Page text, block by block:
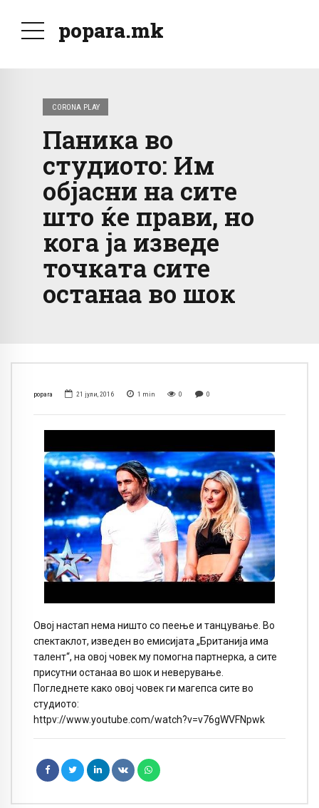
popara.mk
CORONA PLAY
Паника во
студиото: Им
објасни на сите
што ќе прави, но
кога ја изведе
точката сите
останаа во шок
popara 21 јули, 2016 1 min 0 0
Овој настап нема ништо со пеење и танцување. Во
спектаклот, изведен во емисијата „Британија има
талент“, на овој човек му помогна партнерка, а сите
присутни останаа во шок и неверување.
Погледнете како овој човек ги магепса сите во
студиото:
httpv://www.youtube.com/watch?v=v76gWVFNpwk